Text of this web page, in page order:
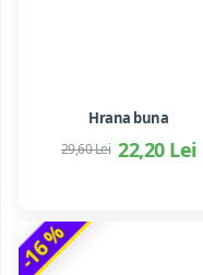
Hrana buna
22,20 Lei
29,60 Lei
-16 %